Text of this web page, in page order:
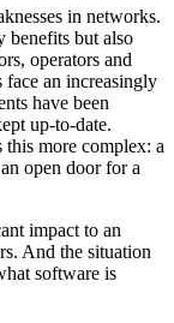
in networks.
benefits but also
operators and
an increasingly
have been
up-to-date.
more complex: a
open door for a
impact to an
And the situation
software is